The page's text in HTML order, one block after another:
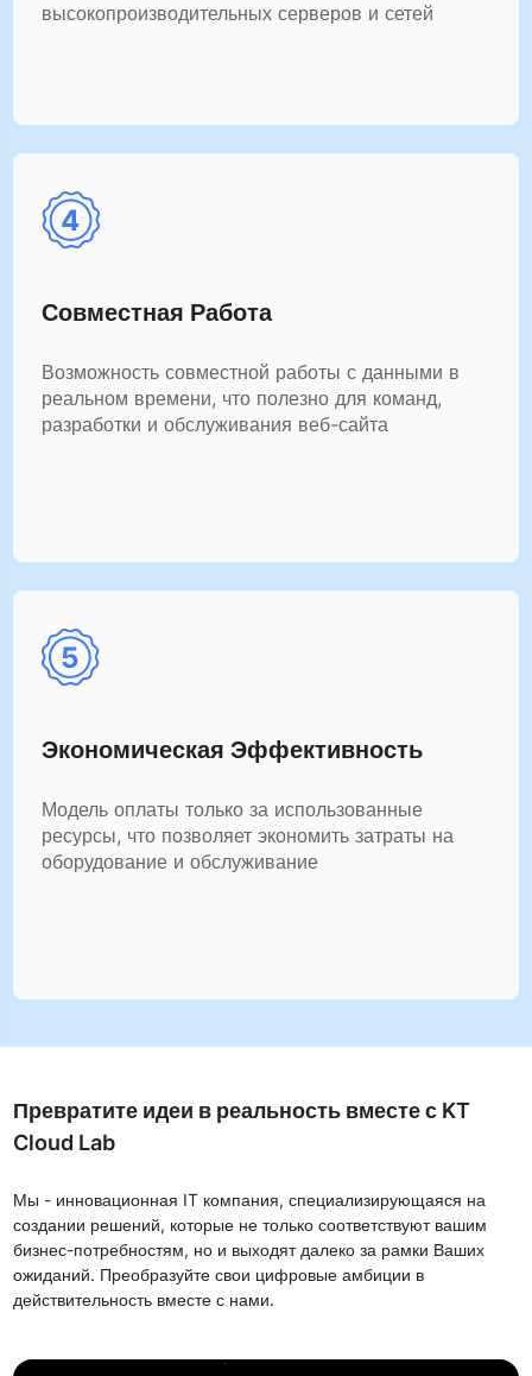
высокопроизводительных серверов и сетей
Совместная Работа
Возможность совместной работы с данными в
реальном времени, что полезно для команд,
разработки и обслуживания веб-сайта
Экономическая Эффективность
Модель оплаты только за использованные
ресурсы, что позволяет экономить затраты на
оборудование и обслуживание
Превратите идеи в реальность вместе с KT
Cloud Lab
Мы - инновационная IT компания, специализирующаяся на
создании решений, которые не только соответствуют вашим
бизнес-потребностям, но и выходят далеко за рамки Ваших
ожиданий. Преобразуйте свои цифровые амбиции в
действительность вместе с нами.